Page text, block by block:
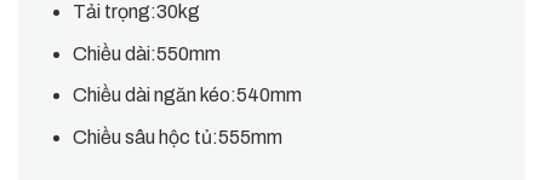
Tải trọng:30kg
Chiều dài:550mm
Chiều dài ngăn kéo:540mm
Chiều sâu hộc tủ:555mm